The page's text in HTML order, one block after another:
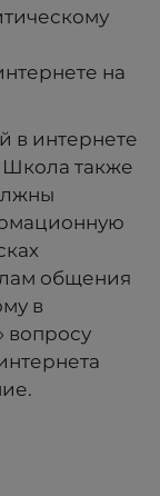
на
в интернете
Школа также
общения
в
вопросу